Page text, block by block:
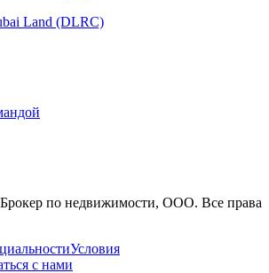
Land (DLRC)
Брокер по недвижимости, ООО. Все права
Условия
с нами